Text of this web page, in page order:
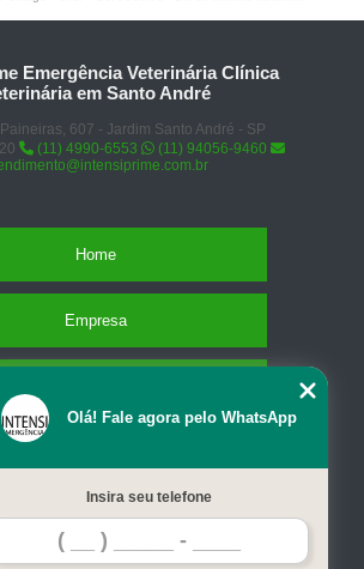
Emergência Veterinária Clínica
em Santo André
607 - Jardim Santo André - SP
(11) 4990-6553
(11) 94056-9460
Home
Empresa
Contato
Olá! Fale agora pelo WhatsApp
Insira seu telefone